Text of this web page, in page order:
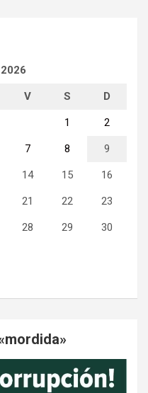
V S D
1 2
7 8 9
14 15 16
21 22 23
28 29 30